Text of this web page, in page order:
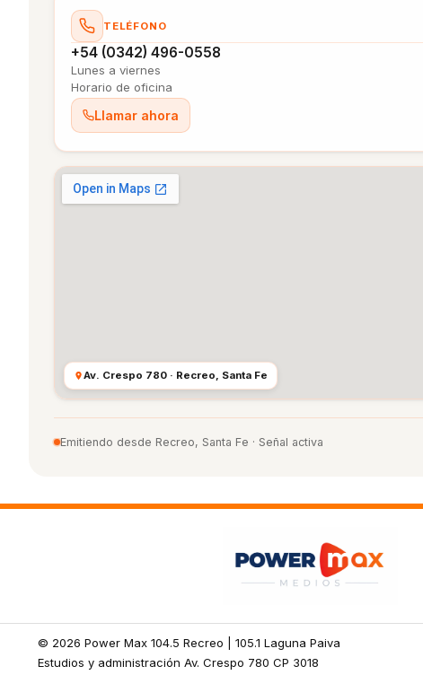
TELÉFONO
+54 (0342) 496-0558
Lunes a viernes
Horario de oficina
Llamar ahora
Av. Crespo 780 · Recreo, Santa Fe
Emitiendo desde Recreo, Santa Fe · Señal activa
© 2026 Power Max 104.5 Recreo | 105.1 Laguna Paiva
Estudios y administración Av. Crespo 780 CP 3018